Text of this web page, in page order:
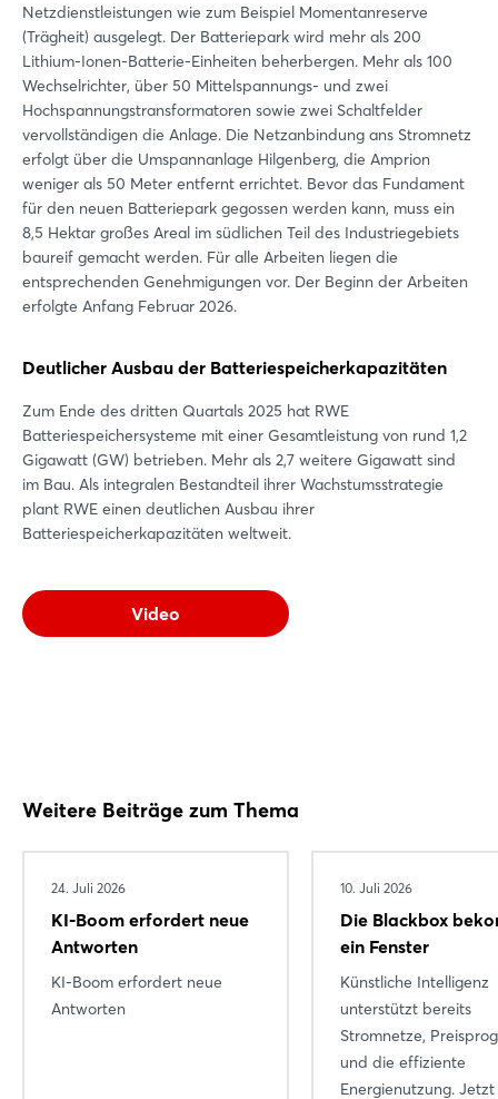
Netzdienstleistungen wie zum Beispiel Momentanreserve
(Trägheit) ausgelegt. Der Batteriepark wird mehr als 200
Lithium-Ionen-Batterie-Einheiten beherbergen. Mehr als 100
Wechselrichter, über 50 Mittelspannungs- und zwei
Hochspannungstransformatoren sowie zwei Schaltfelder
vervollständigen die Anlage. Die Netzanbindung ans Stromnetz
erfolgt über die Umspannanlage Hilgenberg, die Amprion
weniger als 50 Meter entfernt errichtet. Bevor das Fundament
für den neuen Batteriepark gegossen werden kann, muss ein
8,5 Hektar großes Areal im südlichen Teil des Industriegebiets
baureif gemacht werden. Für alle Arbeiten liegen die
entsprechenden Genehmigungen vor. Der Beginn der Arbeiten
erfolgte Anfang Februar 2026.
Deutlicher Ausbau der Batteriespeicherkapazitäten
Zum Ende des dritten Quartals 2025 hat RWE
Batteriespeichersysteme mit einer Gesamtleistung von rund 1,2
Gigawatt (GW) betrieben. Mehr als 2,7 weitere Gigawatt sind
im Bau. Als integralen Bestandteil ihrer Wachstumsstrategie
plant RWE einen deutlichen Ausbau ihrer
Batteriespeicherkapazitäten weltweit.
Video
Weitere Beiträge zum Thema
24. Juli 2026
KI-Boom erfordert neue
Antworten
KI-Boom erfordert neue
Antworten
10. Juli 2026
Die Blackbox
ein Fenster
Künstliche Intelligenz
unterstützt bereits
Stromnetze,
und die effiziente
Energienutzung. Jetzt